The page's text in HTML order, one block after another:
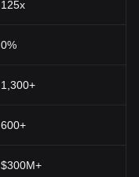
125x
0%
1,300+
600+
$300M+